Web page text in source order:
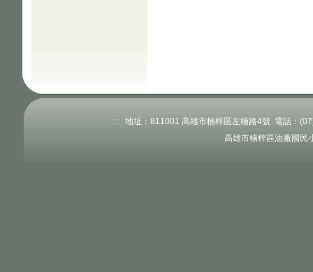
:::
地址：811001 高雄市楠梓區左楠路4號 電話：
高雄市楠梓區油廠國民